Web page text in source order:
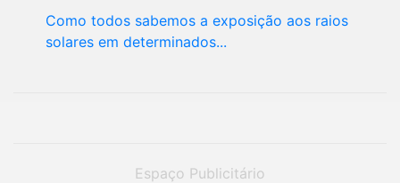
Como todos sabemos a exposição aos raios
solares em determinados...
Espaço Publicitário